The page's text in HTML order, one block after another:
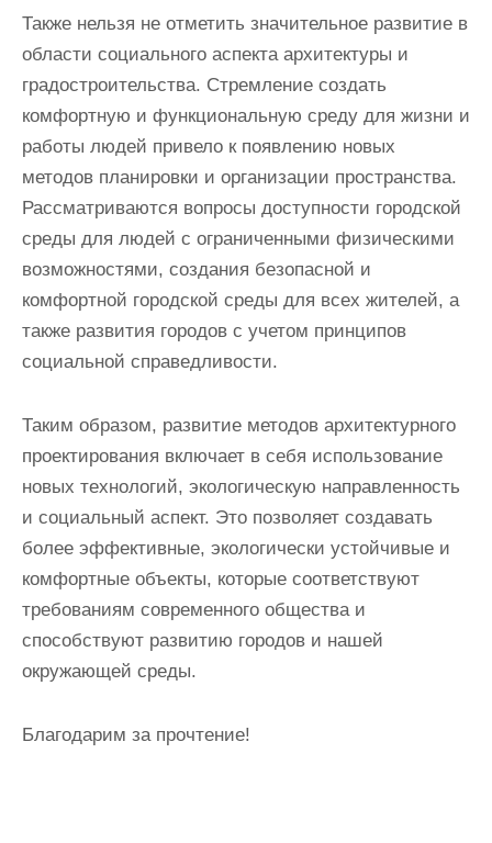
Также нельзя не отметить значительное развитие в
области социального аспекта архитектуры и
градостроительства. Стремление создать
комфортную и функциональную среду для жизни и
работы людей привело к появлению новых
методов планировки и организации пространства.
Рассматриваются вопросы доступности городской
среды для людей с ограниченными физическими
возможностями, создания безопасной и
комфортной городской среды для всех жителей, а
также развития городов с учетом принципов
социальной справедливости.
Таким образом, развитие методов архитектурного
проектирования включает в себя использование
новых технологий, экологическую направленность
и социальный аспект. Это позволяет создавать
более эффективные, экологически устойчивые и
комфортные объекты, которые соответствуют
требованиям современного общества и
способствуют развитию городов и нашей
окружающей среды.
Благодарим за прочтение!